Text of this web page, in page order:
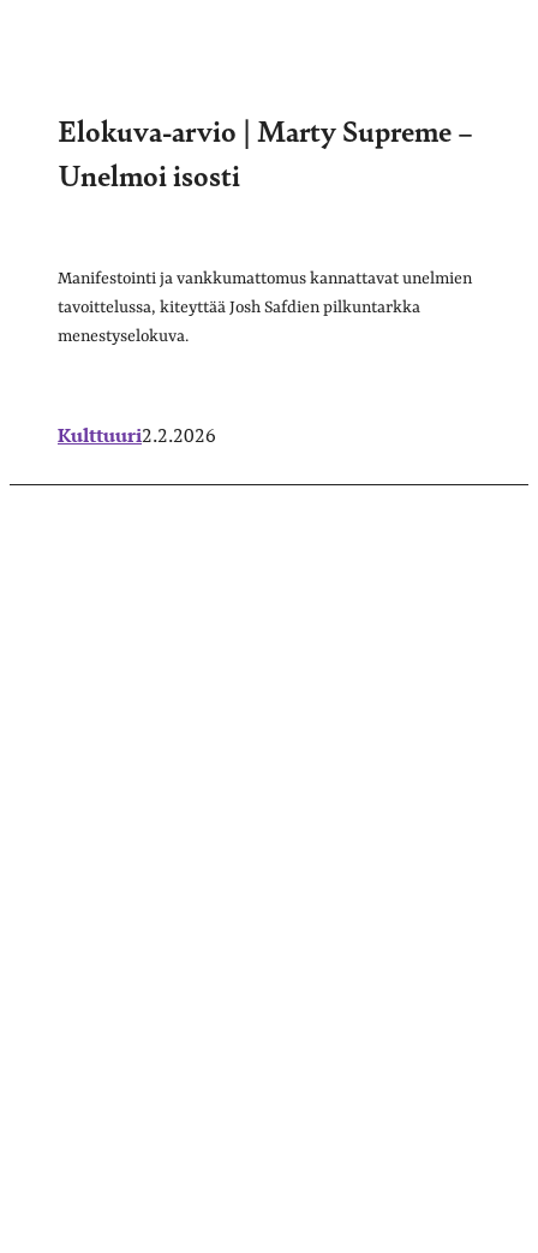
Elokuva-arvio | Marty Supreme –
Unelmoi isosti
Manifestointi ja vankkumattomus kannattavat unelmien
tavoittelussa, kiteyttää Josh Safdien pilkuntarkka
menestyselokuva.
Kulttuuri2.2.2026